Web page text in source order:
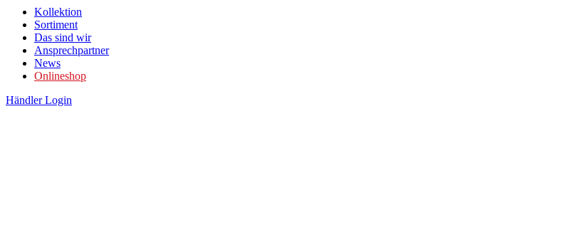
Kollektion
Sortiment
Das sind wir
Ansprechpartner
News
Onlineshop
Händler Login